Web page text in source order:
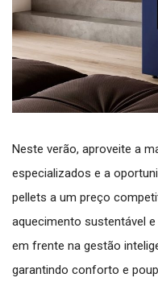
Neste verão, aproveite a
especializados e a
pellets a um preço
aquecimento sustentável
em frente na gestão
garantindo conforto e